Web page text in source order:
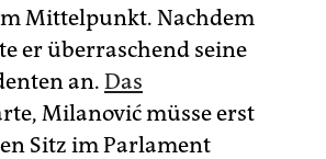
Mittelpunkt. Nachdem
er überraschend seine
an. Das
Milanović müsse erst
Sitz im Parlament